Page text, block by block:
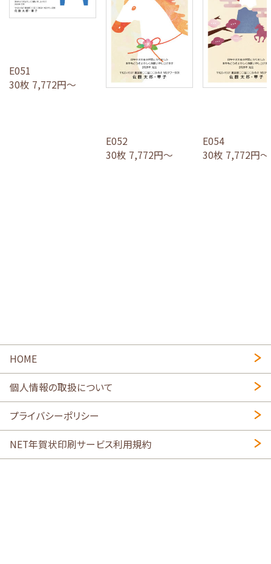
E051
30枚 7,772円～
E052
30枚 7,772円～
E054
30枚 7,772円～
HOME
個人情報の取扱について
プライバシーポリシー
NET年賀状印刷サービス利用規約